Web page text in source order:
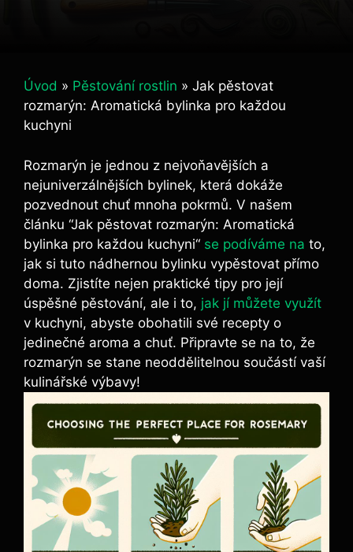
Úvod » Pěstování rostlin » Jak pěstovat
rozmarýn: Aromatická bylinka pro každou
kuchyni
Rozmarýn je jednou z nejvoňavějších a
nejuniverzálnějších ‍bylinek, která dokáže​
pozvednout chuť mnoha ⁢pokrmů. V našem
článku ⁤“Jak pěstovat rozmarýn: Aromatická
bylinka ‌pro každou kuchyni“ se podíváme na to,
jak ⁤si⁢ tuto nádhernou bylinku vypěstovat přímo
‍doma.​ Zjistíte nejen praktické ‌tipy pro ⁣její
úspěšné pěstování, ⁢ale i to, jak jí můžete využít
v kuchyni, abyste obohatili ​své recepty o
jedinečné aroma a chuť. Připravte se na to, že
‌rozmarýn ​se ‍stane neoddělitelnou součástí vaší⁤
kulinářské ‍výbavy!